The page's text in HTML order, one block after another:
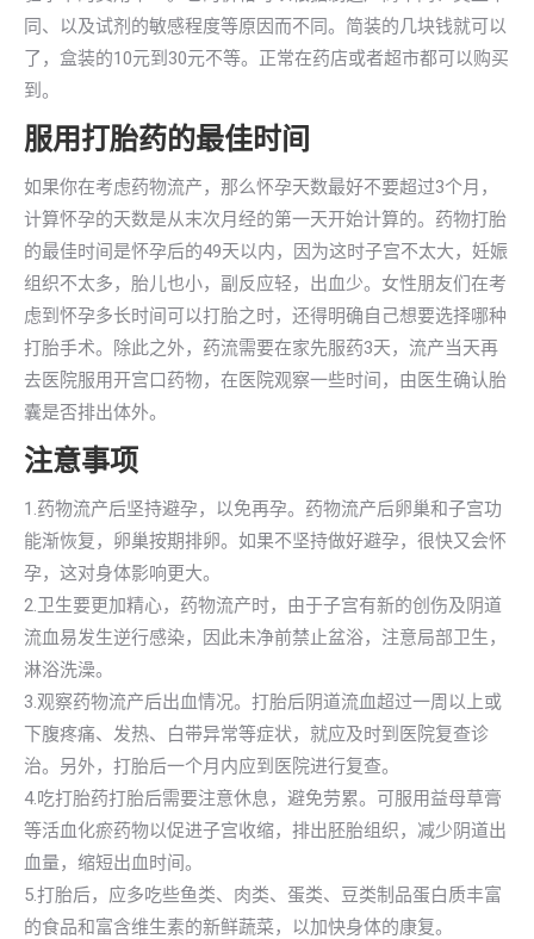
同、以及试剂的敏感程度等原因而不同。简装的几块钱就可以
了，盒装的10元到30元不等。正常在药店或者超市都可以购买
到。
服用打胎药的最佳时间
如果你在考虑药物流产，那么怀孕天数最好不要超过3个月，
计算怀孕的天数是从末次月经的第一天开始计算的。药物打胎
的最佳时间是怀孕后的49天以内，因为这时子宫不太大，妊娠
组织不太多，胎儿也小，副反应轻，出血少。女性朋友们在考
虑到怀孕多长时间可以打胎之时，还得明确自己想要选择哪种
打胎手术。除此之外，药流需要在家先服药3天，流产当天再
去医院服用开宫口药物，在医院观察一些时间，由医生确认胎
囊是否排出体外。
注意事项
1.药物流产后坚持避孕，以免再孕。药物流产后卵巢和子宫功
能渐恢复，卵巢按期排卵。如果不坚持做好避孕，很快又会怀
孕，这对身体影响更大。
2.卫生要更加精心，药物流产时，由于子宫有新的创伤及阴道
流血易发生逆行感染，因此未净前禁止盆浴，注意局部卫生，
淋浴洗澡。
3.观察药物流产后出血情况。打胎后阴道流血超过一周以上或
下腹疼痛、发热、白带异常等症状，就应及时到医院复查诊
治。另外，打胎后一个月内应到医院进行复查。
4.吃打胎药打胎后需要注意休息，避免劳累。可服用益母草膏
等活血化瘀药物以促进子宫收缩，排出胚胎组织，减少阴道出
血量，缩短出血时间。
5.打胎后，应多吃些鱼类、肉类、蛋类、豆类制品蛋白质丰富
的食品和富含维生素的新鲜蔬菜，以加快身体的康复。